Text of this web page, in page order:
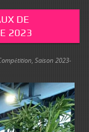
DE
2023
, Saison 2023-